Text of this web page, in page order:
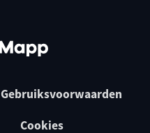
Gebruiksvoorwaarden
Cookies